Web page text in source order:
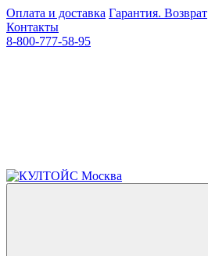
Оплата и доставка Гарантия. Возврат
Контакты
8-800-777-58-95